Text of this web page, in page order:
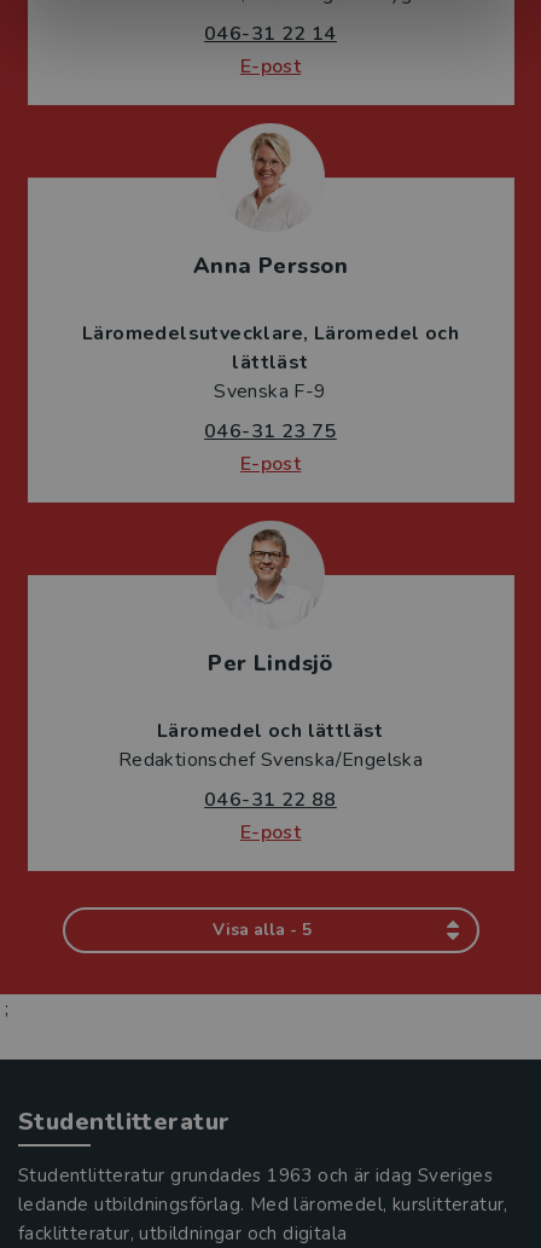
046-31 22 14
E-post
Anna Persson
Läromedelsutvecklare Läromedel och
lättläst
Svenska F-9
046-31 23 75
E-post
Per Lindsjö
Läromedel och lättläst
Redaktionschef Svenska/Engelska
046-31 22 88
E-post
Visa alla - 5
;
Studentlitteratur
Studentlitteratur grundades 1963 och är idag Sveriges
ledande utbildningsförlag. Med läromedel, kurslitteratur,
facklitteratur, utbildningar och digitala